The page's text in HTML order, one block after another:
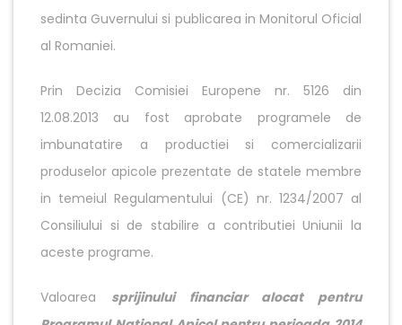
sedinta Guvernului si publicarea in Monitorul Oficial
al Romaniei.
Prin Decizia Comisiei Europene nr. 5126 din
12.08.2013 au fost aprobate programele de
imbunatatire a productiei si comercializarii
produselor apicole prezentate de statele membre
in temeiul Regulamentului (CE) nr. 1234/2007 al
Consiliului si de stabilire a contributiei Uniunii la
aceste programe.
Valoarea sprijinului financiar alocat pentru